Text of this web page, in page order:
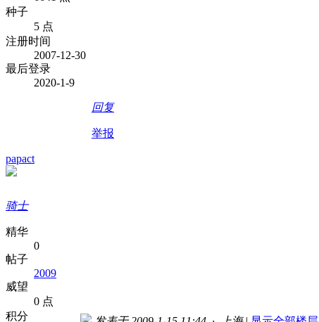
种子
5 点
注册时间
2007-12-30
最后登录
2020-1-9
回复
举报
papact
骑士
精华
0
帖子
2009
威望
0 点
积分